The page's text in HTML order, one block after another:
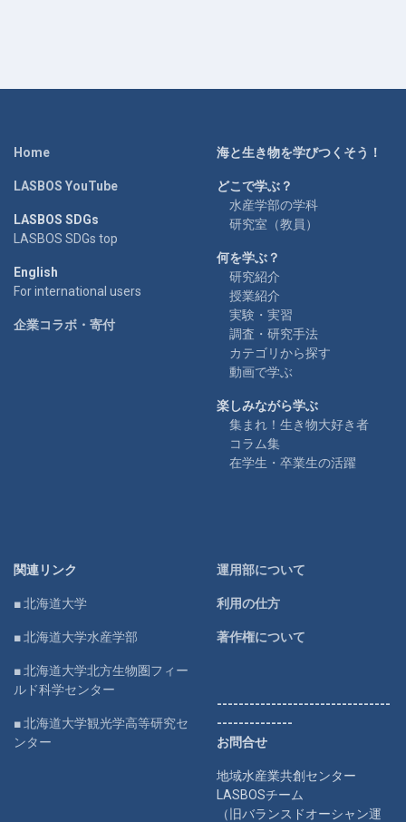
Home
LASBOS YouTube
LASBOS SDGs
LASBOS SDGs top
English
For international users
企業コラボ・寄付
海と生き物を学びつくそう！
どこで学ぶ？
水産学部の学科
研究室（教員）
何を学ぶ？
研究紹介
授業紹介
実験・実習
調査・研究手法
カテゴリから探す
動画で学ぶ
楽しみながら学ぶ
集まれ！生き物大好き者
コラム集
在学生・卒業生の活躍
関連リンク
■ 北海道大学
■ 北海道大学水産学部
■ 北海道大学北方生物圏フィー
ルド科学センター
■ 北海道大学観光学高等研究セ
ンター
運用部について
利用の仕方
著作権について
--------------------------------
--------------
お問合せ
地域水産業共創センター
LASBOSチーム
（旧バランスドオーシャン運